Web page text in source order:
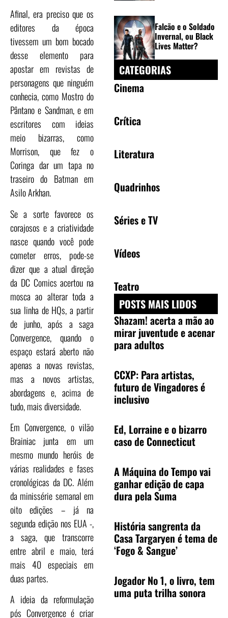
Afinal, era preciso que os
editores da época
tivessem um bom bocado
desse elemento para
apostar em revistas de
personagens que ninguém
conhecia, como Mostro do
Pântano e Sandman, e em
escritores com ideias
meio bizarras, como
Morrison, que fez o
Coringa dar um tapa no
traseiro do Batman em
Asilo Arkhan.
Se a sorte favorece os
corajosos e a criatividade
nasce quando você pode
cometer erros, pode-se
dizer que a atual direção
da DC Comics acertou na
mosca ao alterar toda a
sua linha de HQs, a partir
de junho, após a saga
Convergence, quando o
espaço estará aberto não
apenas a novas revistas,
mas a novos artistas,
abordagens e, acima de
tudo, mais diversidade.
Em Convergence, o vilão
Brainiac junta em um
mesmo mundo heróis de
várias realidades e fases
cronológicas da DC. Além
da minissérie semanal em
oito edições – já na
segunda edição nos EUA -,
a saga, que transcorre
entre abril e maio, terá
mais 40 especiais em
duas partes.
A ideia da reformulação
pós Convergence é criar
Falcão e o Soldado
Invernal, ou Black
Lives Matter?
CATEGORIAS
Cinema
Crítica
Literatura
Quadrinhos
Séries e TV
Vídeos
Teatro
POSTS MAIS LIDOS
Shazam! acerta a mão ao
mirar juventude e acenar
para adultos
CCXP: Para artistas,
futuro de Vingadores é
inclusivo
Ed, Lorraine e o bizarro
caso de Connecticut
A Máquina do Tempo vai
ganhar edição de capa
dura pela Suma
História sangrenta da
Casa Targaryen é tema de
‘Fogo & Sangue’
Jogador No 1, o livro, tem
uma puta trilha sonora